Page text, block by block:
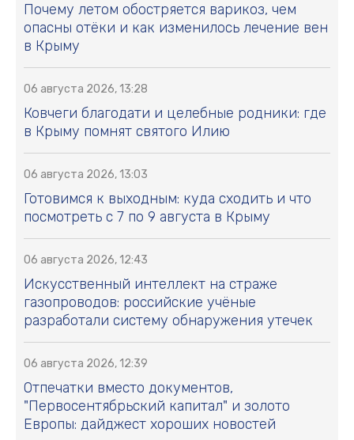
Почему летом обостряется варикоз, чем
опасны отёки и как изменилось лечение вен
в Крыму
06 августа 2026, 13:28
Ковчеги благодати и целебные родники: где
в Крыму помнят святого Илию
06 августа 2026, 13:03
Готовимся к выходным: куда сходить и что
посмотреть с 7 по 9 августа в Крыму
06 августа 2026, 12:43
Искусственный интеллект на страже
газопроводов: российские учёные
разработали систему обнаружения утечек
06 августа 2026, 12:39
Отпечатки вместо документов,
"Первосентябрьский капитал" и золото
Европы: дайджест хороших новостей